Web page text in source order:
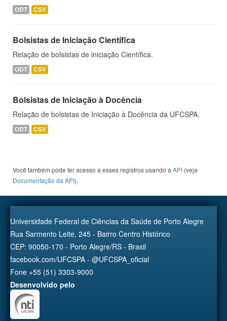
ODT CSV
Bolsistas de Iniciação Científica
Relação de bolsistas de iniciação Científica.
ODT CSV
Bolsistas de Iniciação à Docência
Relação de bolsistas de Iniciação à Docência da UFCSPA.
ODT CSV
Você também pode ter acesso a esses registros usando a API (veja
Documentação da API).
Universidade Federal de Ciências da Saúde de Porto Alegre
Rua Sarmento Leite, 245 - Bairro Centro Histórico
CEP: 90050-170 - Porto Alegre/RS - Brasil
facebook.com/UFCSPA - @UFCSPA_oficial
Fone +55 (51) 3303-9000
Desenvolvido pelo